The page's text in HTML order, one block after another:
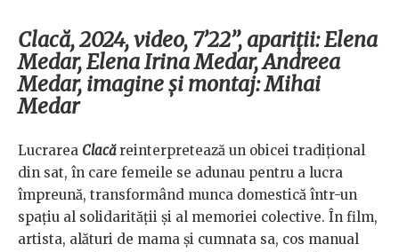
Clacă, 2024, video, 7’22’’, apariții: Elena
Medar, Elena Irina Medar, Andreea
Medar, imagine și montaj: Mihai
Medar
Lucrarea Clacă reinterpretează un obicei tradițional
din sat, în care femeile se adunau pentru a lucra
împreună, transformând munca domestică într-un
spațiu al solidarității și al memoriei colective. În film,
artista, alături de mama și cumnata sa, cos manual